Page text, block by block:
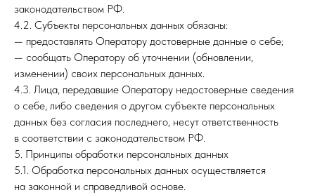
законодательством РФ.
4.2. Субъекты персональных данных обязаны:
— предоставлять Оператору достоверные данные о себе;
— сообщать Оператору об уточнении (обновлении,
изменении) своих персональных данных.
4.3. Лица, передавшие Оператору недостоверные сведения
о себе, либо сведения о другом субъекте персональных
данных без согласия последнего, несут ответственность
в соответствии с законодательством РФ.
5. Принципы обработки персональных данных
5.1. Обработка персональных данных осуществляется
на законной и справедливой основе.